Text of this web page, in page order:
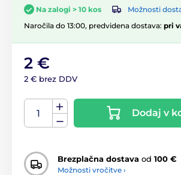
Na zalogi > 10 kos
Možnosti
Naročila do 13:00, predvidena dostava: pri
2 €
2 € brez DDV
Dodaj v
Brezplačna dostava od 100 €
Možnosti vročitve ›